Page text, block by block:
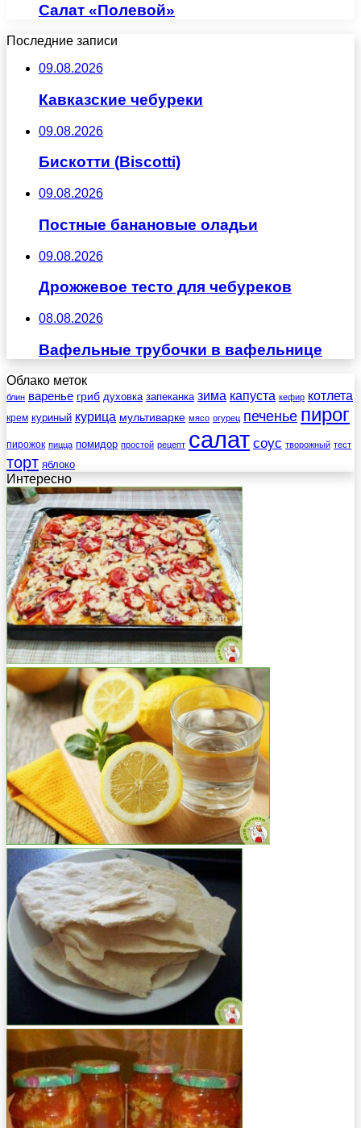
Салат «Полевой»
Последние записи
09.08.2026
Кавказские чебуреки
09.08.2026
Бискотти (Biscotti)
09.08.2026
Постные банановые оладьи
09.08.2026
Дрожжевое тесто для чебуреков
08.08.2026
Вафельные трубочки в вафельнице
Облако меток
блин варенье гриб духовка запеканка зима капуста кефир котлета
крем куриный курица мультиварке мясо огурец печенье пирог
пирожок пицца помидор простой рецепт салат соус творожный тест
торт яблоко
Интересно